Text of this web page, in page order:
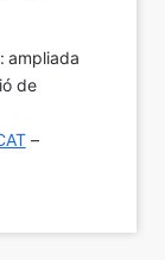
ampliada
de
–